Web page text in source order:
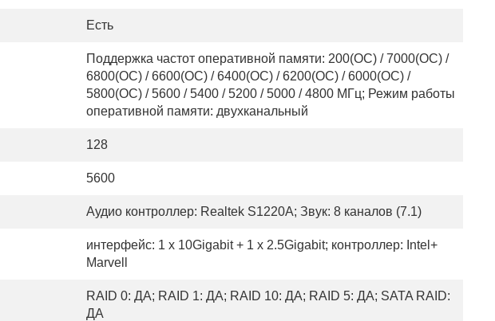
Есть
Поддержка частот оперативной памяти: 200(OC) / 7000(OC) /
6800(OC) / 6600(OC) / 6400(OC) / 6200(OC) / 6000(OC) /
5800(OC) / 5600 / 5400 / 5200 / 5000 / 4800 МГц; Режим работы
оперативной памяти: двухканальный
128
5600
Аудио контроллер: Realtek S1220A; Звук: 8 каналов (7.1)
интерфейс: 1 x 10Gigabit + 1 x 2.5Gigabit; контроллер: Intel+
Marvell
RAID 0: ДА; RAID 1: ДА; RAID 10: ДА; RAID 5: ДА; SATA RAID:
ДА